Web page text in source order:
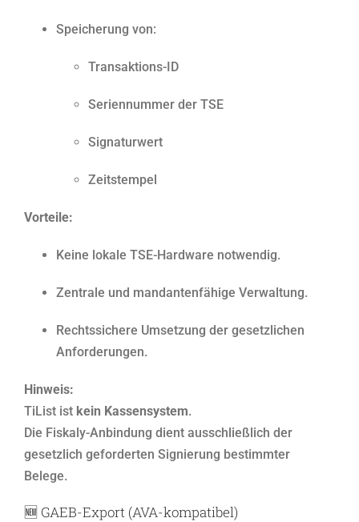
Speicherung von:
Transaktions-ID
Seriennummer der TSE
Signaturwert
Zeitstempel
Vorteile:
Keine lokale TSE-Hardware notwendig.
Zentrale und mandantenfähige Verwaltung.
Rechtssichere Umsetzung der gesetzlichen
Anforderungen.
Hinweis:
TiList ist kein Kassensystem.
Die Fiskaly-Anbindung dient ausschließlich der
gesetzlich geforderten Signierung bestimmter
Belege.
🆕 GAEB-Export (AVA-kompatibel)